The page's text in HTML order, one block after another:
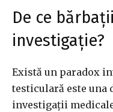
De ce
investigație?
Există un paradox
testiculară este una
investigații